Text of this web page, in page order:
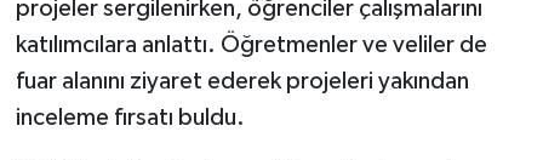
projeler sergilenirken, öğrenciler çalışmalarını
katılımcılara anlattı. Öğretmenler ve veliler de
fuar alanını ziyaret ederek projeleri yakından
inceleme fırsatı buldu.